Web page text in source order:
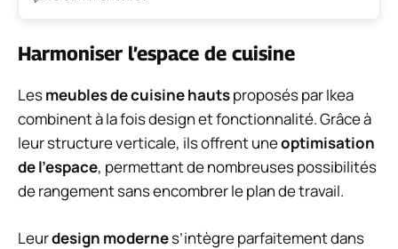
Harmoniser l’espace de cuisine
Lesmeubles de cuisine hautsproposés par Ikea
combinent à la fois design et fonctionnalité. Grâce à
leur structure verticale, ils offrent uneoptimisation
de l’espace, permettant de nombreuses possibilités
de rangement sans encombrer le plan de travail.
Leurdesign modernes’intègre parfaitement dans